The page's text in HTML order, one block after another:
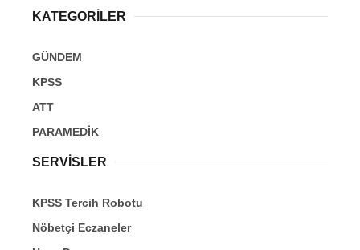
KATEGORİLER
GÜNDEM
KPSS
ATT
PARAMEDİK
SERVİSLER
KPSS Tercih Robotu
Nöbetçi Eczaneler